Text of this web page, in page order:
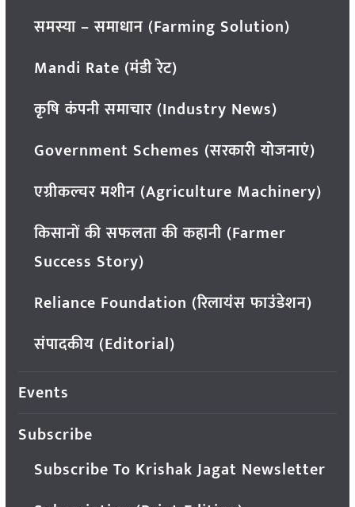
समस्या – समाधान (Farming Solution)
Mandi Rate (मंडी रेट)
कृषि कंपनी समाचार (Industry News)
Government Schemes (सरकारी योजनाएं)
एग्रीकल्चर मशीन (Agriculture Machinery)
किसानों की सफलता की कहानी (Farmer
Success Story)
Reliance Foundation (रिलायंस फाउंडेशन)
संपादकीय (Editorial)
Events
Subscribe
Subscribe To Krishak Jagat Newsletter